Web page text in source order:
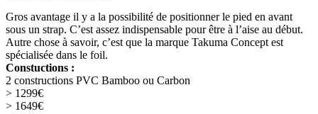
Gros avantage il y a la possibilité de positionner le pied en avant
sous un strap. C’est assez indispensable pour être à l’aise au début.
Autre chose à savoir, c’est que la marque Takuma Concept est
spécialisée dans le foil.
Constuctions :
2 constructions PVC Bamboo ou Carbon
> 1299€
> 1649€